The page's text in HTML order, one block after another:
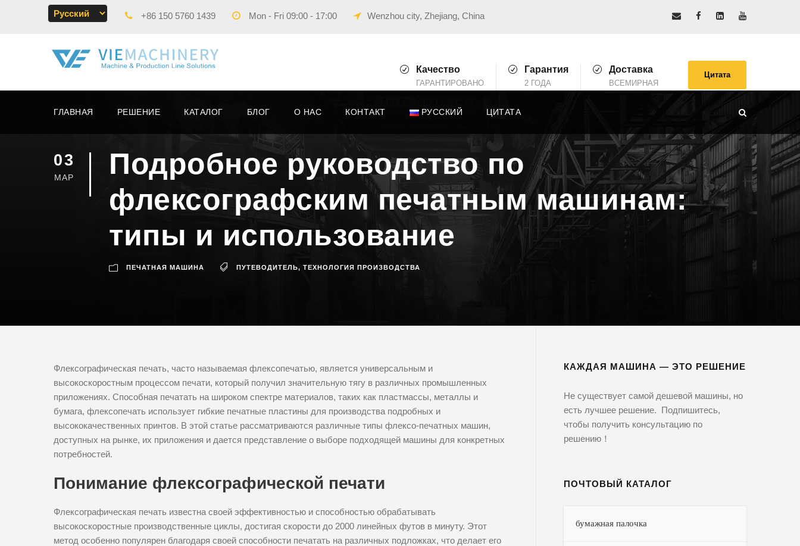
+86 150 5760 1439 Mon - Fri 09:00 - 17:00 Wenzhou city, Zhejiang, China
Качество
ГАРАНТИРОВАНО
Гарантия
2 ГОДА
Доставка
ВСЕМИРНАЯ
Цитата
ГЛАВНАЯ РЕШЕНИЕ КАТАЛОГ БЛОГ О НАС КОНТАКТ РУССКИЙ ЦИТАТА
03
МАР
Подробное руководство по
флексографским печатным машинам:
типы и использование
ПЕЧАТНАЯ МАШИНА ПУТЕВОДИТЕЛЬ, ТЕХНОЛОГИЯ ПРОИЗВОДСТВА
Флексографическая печать, часто называемая флексопечатью, является универсальным и
высокоскоростным процессом печати, который получил значительную тягу в различных промышленных
приложениях. Способная печатать на широком спектре материалов, таких как пластмассы, металлы и
бумага, флексопечать использует гибкие печатные пластины для производства подробных и
высококачественных принтов. В этой статье рассматриваются различные типы флексо-печатных машин,
доступных на рынке, их приложения и дается представление о выборе подходящей машины для конкретных
потребностей.
Понимание флексографической печати
Флексографическая печать известна своей эффективностью и способностью обрабатывать
высокоскоростные производственные циклы, достигая скорости до 2000 линейных футов в минуту. Этот
метод особенно популярен благодаря своей способности печатать на различных подложках, что делает его
КАЖДАЯ МАШИНА — ЭТО РЕШЕНИЕ
Не существует самой дешевой машины, но
есть лучшее решение. Подпишитесь,
чтобы получить консультацию по
решению！
ПОЧТОВЫЙ КАТАЛОГ
бумажная палочка